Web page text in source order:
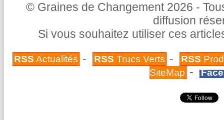
© Graines de Changement 2026 -
diffusion
Si vous souhaitez utiliser ces
RSS Actualités - RSS Trucs Verts - RSS
SiteMap -